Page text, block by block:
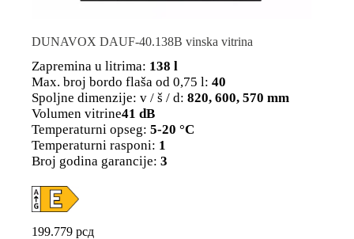
DUNAVOX DAUF-40.138B vinska vitrina
Zapremina u litrima: 138 l
Max. broj bordo flaša od 0,75 l: 40
Spoljne dimenzije: v / š / d: 820, 600, 570 mm
Volumen vitrine41 dB
Temperaturni opseg: 5-20 °C
Temperaturni rasponi: 1
Broj godina garancije: 3
199.779 рсд